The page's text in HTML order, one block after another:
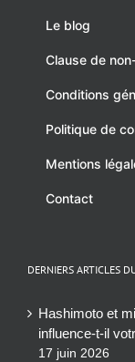
Le blog
Clause de
Conditions
Politique de
Mentions
Contact
DERNIERS ARTICLES
Hashimoto et
influence-t-il
17 juin 2026